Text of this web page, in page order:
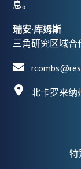
息。
瑞安·库姆斯
三角研究区域
北卡罗来纳
特